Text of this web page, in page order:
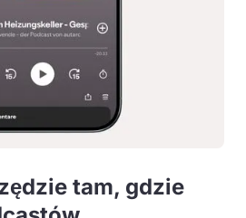
tam, gdzie